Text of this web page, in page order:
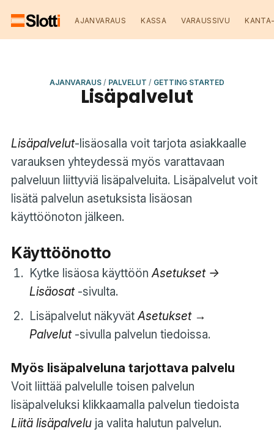
AJANVARAUS KASSA VARAUSSIVU
AJANVARAUS / PALVELUT / GETTING STARTED
Lisäpalvelut
Lisäpalvelut-lisäosalla voit tarjota asiakkaalle
varauksen yhteydessä myös varattavaan
palveluun liittyviä lisäpalveluita. Lisäpalvelut voit
lisätä palvelun asetuksista lisäosan
käyttöönoton jälkeen.
Käyttöönotto
Kytke lisäosa käyttöönAsetukset ->
Lisäosat-sivulta.
Lisäpalvelut näkyvätAsetukset →
Palvelut-sivulla palvelun tiedoissa.
Myös lisäpalveluna tarjottava palvelu
Voit liittää palvelulle toisen palvelun
lisäpalveluksi klikkaamalla palvelun tiedoista
Liitä lisäpalveluja valita halutun palvelun.